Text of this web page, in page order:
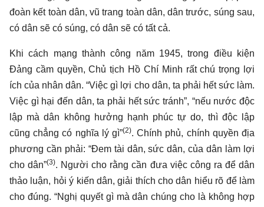
đoàn kết toàn dân, vũ trang toàn dân, dân trước, súng sau,
có dân sẽ có súng, có dân sẽ có tất cả.
Khi cách mạng thành công năm 1945, trong điều kiện
Đảng cầm quyền, Chủ tịch Hồ Chí Minh rất chú trọng lợi
ích của nhân dân. “Việc gì lợi cho dân, ta phải hết sức làm.
Việc gì hại đến dân, ta phải hết sức tránh”, “nếu nước độc
lập mà dân không hưởng hạnh phúc tự do, thì độc lập
cũng chẳng có nghĩa lý gì”(2). Chính phủ, chính quyền địa
phương cần phải: “Đem tài dân, sức dân, của dân làm lợi
cho dân”(3). Người cho rằng cần đưa việc công ra để dân
thảo luận, hỏi ý kiến dân, giải thích cho dân hiểu rõ để làm
cho đúng. “Nghị quyết gì mà dân chúng cho là không hợp